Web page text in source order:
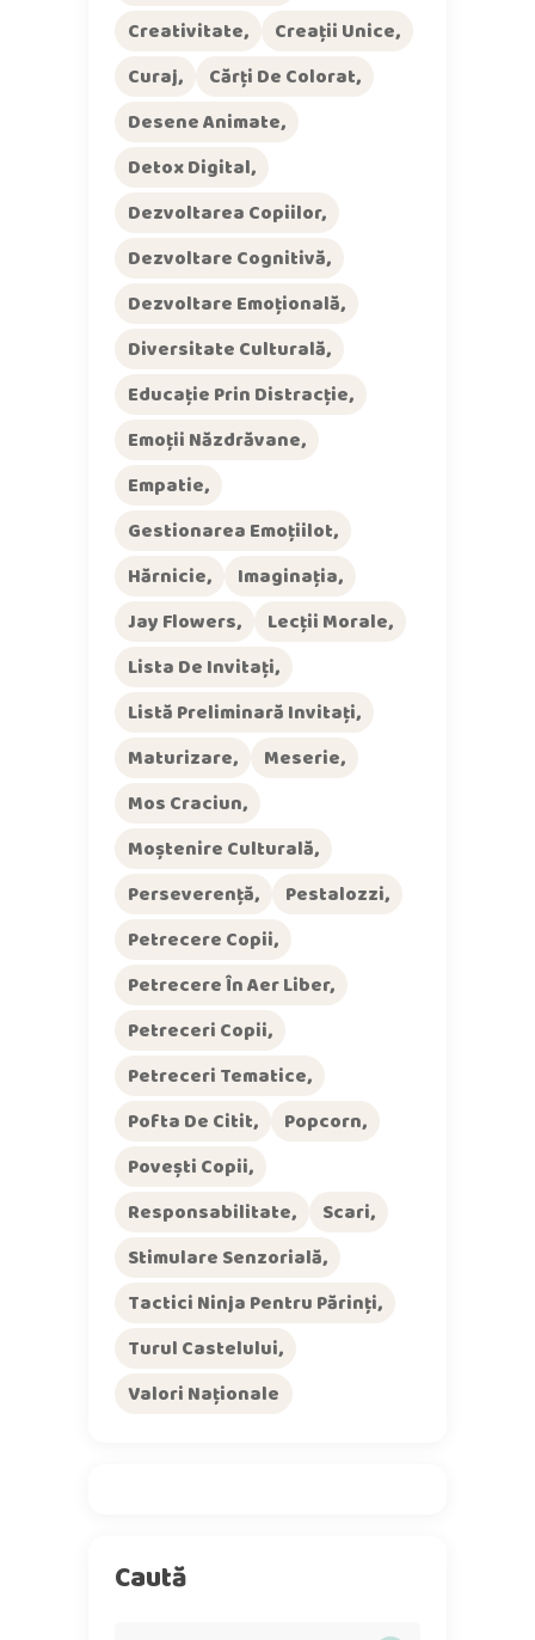
Creativitate
Creații Unice
Curaj
Cărți De Colorat
Desene Animate
Detox Digital
Dezvoltarea Copiilor
Dezvoltare Cognitivă
Dezvoltare Emoțională
Diversitate Culturală
Educație Prin Distracție
Emoții Năzdrăvane
Empatie
Gestionarea Emoțiilot
Hărnicie
Imaginația
Jay Flowers
Lecții Morale
Lista De Invitați
Listă Preliminară Invitați
Maturizare
Meserie
Mos Craciun
Moștenire Culturală
Perseverență
Pestalozzi
Petrecere Copii
Petrecere În Aer Liber
Petreceri Copii
Petreceri Tematice
Pofta De Citit
Popcorn
Povești Copii
Responsabilitate
Scari
Stimulare Senzorială
Tactici Ninja Pentru Părinți
Turul Castelului
Valori Naționale
Caută